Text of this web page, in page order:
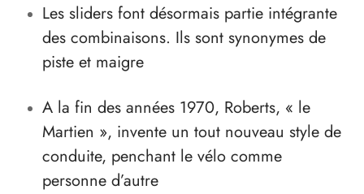
Les sliders font désormais partie intégrante
des combinaisons. Ils sont synonymes de
piste et maigre
A la fin des années 1970, Roberts, « le
Martien », invente un tout nouveau style de
conduite, penchant le vélo comme
personne d’autre